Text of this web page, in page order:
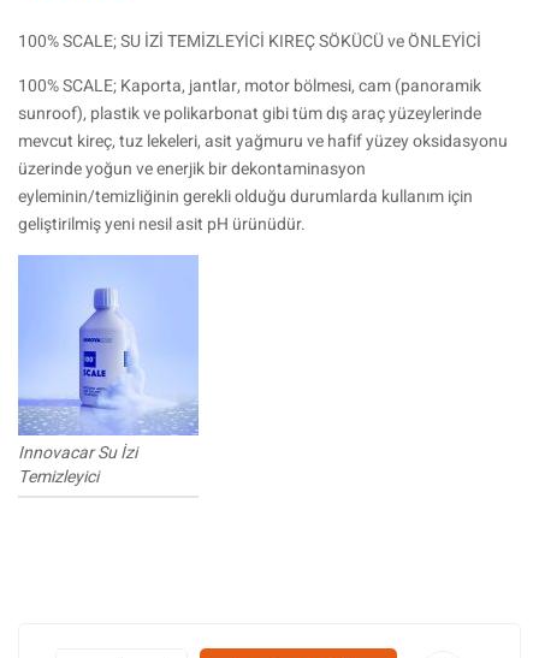
100% SCALE; SU İZİ TEMİZLEYİCİ KIREÇ SÖKÜCÜ ve ÖNLEYİCİ
100% SCALE; Kaporta, jantlar, motor bölmesi, cam (panoramik
sunroof), plastik ve polikarbonat gibi tüm dış araç yüzeylerinde
mevcut kireç, tuz lekeleri, asit yağmuru ve hafif yüzey oksidasyonu
üzerinde yoğun ve enerjik bir dekontaminasyon
eyleminin/temizliğinin gerekli olduğu durumlarda kullanım için
geliştirilmiş yeni nesil asit pH ürünüdür.
Innovacar Su İzi
Temizleyici